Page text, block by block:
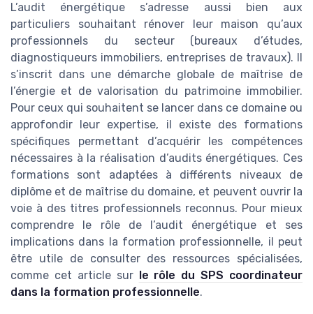
L’audit énergétique s’adresse aussi bien aux
particuliers souhaitant rénover leur maison qu’aux
professionnels du secteur (bureaux d’études,
diagnostiqueurs immobiliers, entreprises de travaux). Il
s’inscrit dans une démarche globale de maîtrise de
l’énergie et de valorisation du patrimoine immobilier.
Pour ceux qui souhaitent se lancer dans ce domaine ou
approfondir leur expertise, il existe des formations
spécifiques permettant d’acquérir les compétences
nécessaires à la réalisation d’audits énergétiques. Ces
formations sont adaptées à différents niveaux de
diplôme et de maîtrise du domaine, et peuvent ouvrir la
voie à des titres professionnels reconnus. Pour mieux
comprendre le rôle de l’audit énergétique et ses
implications dans la formation professionnelle, il peut
être utile de consulter des ressources spécialisées,
comme cet article sur le rôle du SPS coordinateur
dans la formation professionnelle.